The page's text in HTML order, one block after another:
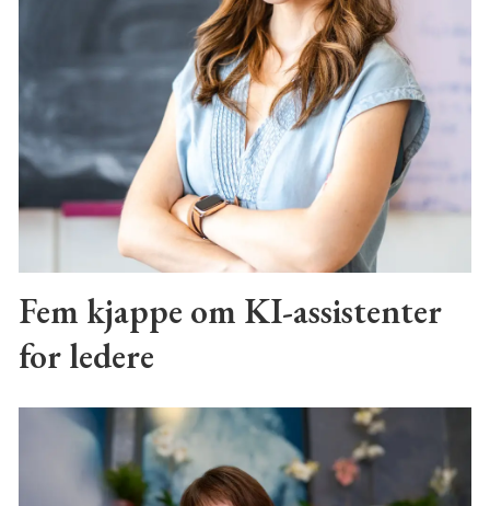
Fem kjappe om KI-assistenter
for ledere